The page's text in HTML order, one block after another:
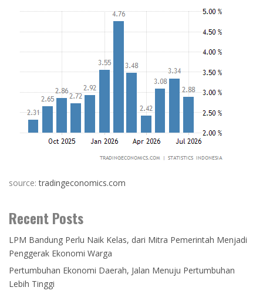
source:tradingeconomics.com
Recent Posts
LPM Bandung Perlu Naik Kelas, dari Mitra Pemerintah Menjadi
Penggerak Ekonomi Warga
Pertumbuhan Ekonomi Daerah, Jalan Menuju Pertumbuhan
Lebih Tinggi